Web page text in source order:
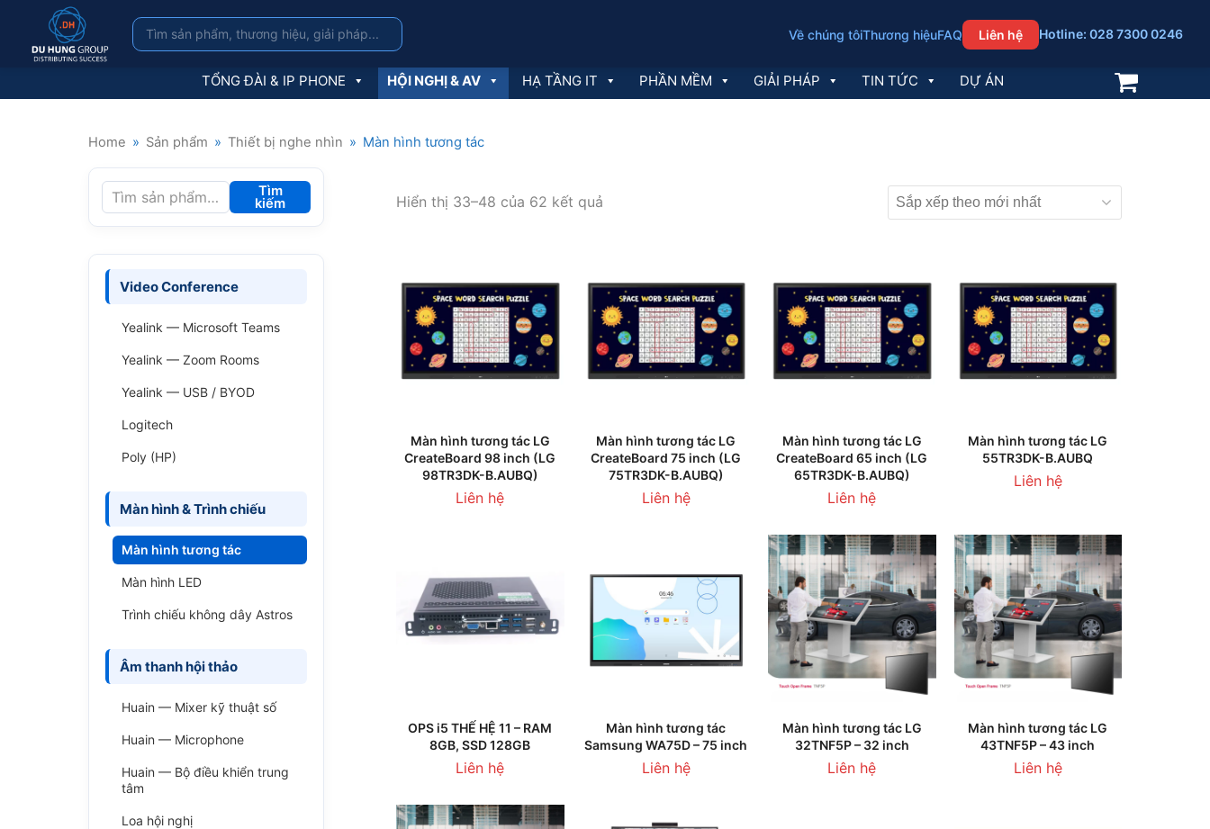
Về chúng tôiThương hiệuFAQ Liên hệ Hotline: 028 7300 0246
TỔNG ĐÀI & IP PHONE HỘI NGHỊ & AV HẠ TẦNG IT PHẦN MỀM GIẢI PHÁP TIN TỨC DỰ ÁN
Home » Sản phẩm » Thiết bị nghe nhìn » Màn hình tương tác
Hiển thị 33–48 của 62 kết quả
theo
mới
nhất
THÊM VÀO GIỎ HÀNG
Màn hình tương tác LG
CreateBoard 98 inch (LG
98TR3DK-B.AUBQ)
Liên hệ
THÊM VÀO GIỎ HÀNG
Màn hình tương tác LG
CreateBoard 75 inch (LG
75TR3DK-B.AUBQ)
Liên hệ
THÊM VÀO GIỎ HÀNG
Màn hình tương tác LG
CreateBoard 65 inch (LG
65TR3DK-B.AUBQ)
Liên hệ
THÊM VÀO GIỎ HÀNG
Màn hình tương tác LG
55TR3DK-B.AUBQ
Liên hệ
THÊM VÀO GIỎ HÀNG
OPS i5 THẾ HỆ 11 – RAM
8GB, SSD 128GB
Liên hệ
THÊM VÀO GIỎ HÀNG
Màn hình tương tác
Samsung WA75D – 75 inch
Liên hệ
THÊM VÀO GIỎ HÀNG
Màn hình tương tác LG
32TNF5P – 32 inch
Liên hệ
THÊM VÀO GIỎ HÀNG
Màn hình tương tác LG
43TNF5P – 43 inch
Liên hệ
Tìm
kiếm
Video Conference
Yealink — Microsoft Teams
Yealink — Zoom Rooms
Yealink — USB / BYOD
Logitech
Poly (HP)
Màn hình & Trình chiếu
Màn hình tương tác
Màn hình LED
Trình chiếu không dây Astros
Âm thanh hội thảo
Huain — Mixer kỹ thuật số
Huain — Microphone
Huain — Bộ điều khiển trung
tâm
Loa hội nghị